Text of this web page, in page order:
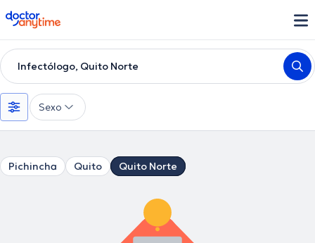
doctoranytime
Infectólogo, Quito Norte
Sexo
Pichincha Quito Quito Norte